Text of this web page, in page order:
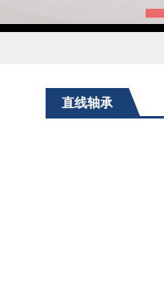
直线轴承